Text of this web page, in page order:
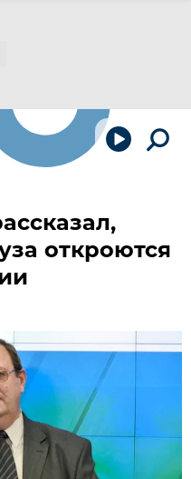
откроются